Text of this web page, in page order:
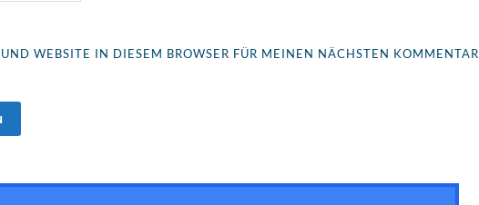
WEBSITE IN DIESEM BROWSER FÜR MEINEN NÄCHSTEN KOMMENTAR